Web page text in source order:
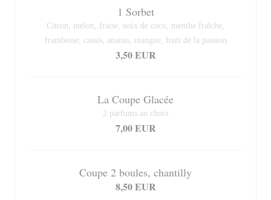
1 Sorbet
Citron, melon, fraise, noix de coco, menthe fraîche,
framboise, cassis, ananas, mangue, fruit de la passion
3,50 EUR
La Coupe Glacée
2 parfums au choix
7,00 EUR
Coupe 2 boules, chantilly
8,50 EUR